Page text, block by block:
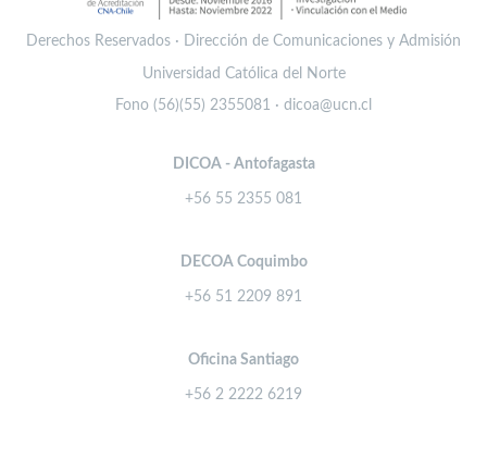
Derechos Reservados · Dirección de Comunicaciones y Admisión
Universidad Católica del Norte
Fono (56)(55) 2355081 · dicoa@ucn.cl
DICOA - Antofagasta
+56 55 2355 081
DECOA Coquimbo
+56 51 2209 891
Oficina Santiago
+56 2 2222 6219